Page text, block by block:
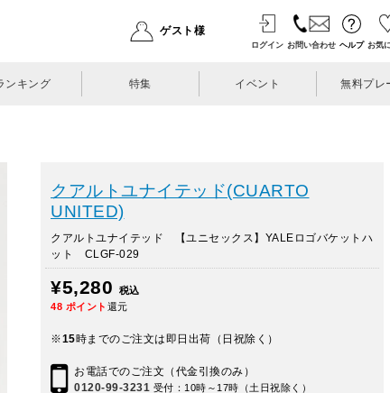
ゲスト様
ログイン お問い合わせ ヘルプ お気
ンキング 特集 イベント 無料プレ
クアルトユナイテッド(CUARTO
UNITED)
クアルトユナイテッド 【ユニセックス】YALEロゴバケットハ
ット CLGF-029
¥5,280
税込
48 ポイント 還元
※15時までのご注文は即日出荷（日祝除く）
お電話でのご注文（代金引換のみ）
0120-99-3231 受付：10時～17時（土日祝除く）